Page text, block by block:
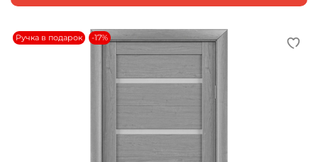
Ручка в подарок -17%